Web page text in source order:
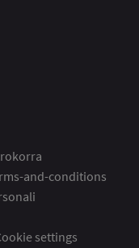
and-conditions
settings